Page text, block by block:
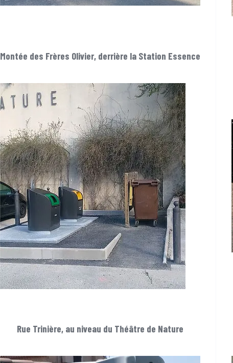
Montée des Frères Olivier, derrière la Station Essence
Rue Trinière, au niveau du Théâtre de Nature